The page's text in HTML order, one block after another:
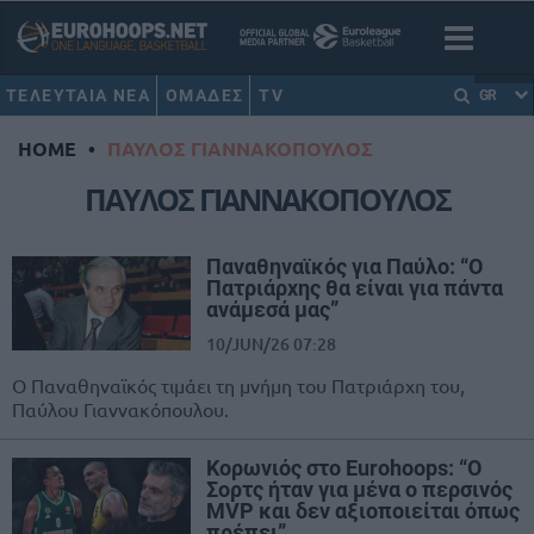
ΤΕΛΕΥΤΑΙΑ ΝΕΑ ΟΜΑΔΕΣ TV GR
HOME • ΠΑΥΛΟΣ ΓΙΑΝΝΑΚΟΠΟΥΛΟΣ
ΠΑΥΛΟΣ ΓΙΑΝΝΑΚΟΠΟΥΛΟΣ
Παναθηναϊκός για Παύλο: “Ο
Πατριάρχης θα είναι για πάντα
ανάμεσά μας”
10/JUN/26 07:28
Ο Παναθηναϊκός τιμάει τη μνήμη του Πατριάρχη του,
Παύλου Γιαννακόπουλου.
Κορωνιός στο Eurohoops: “Ο
Σορτς ήταν για μένα ο περσινός
MVP και δεν αξιοποιείται όπως